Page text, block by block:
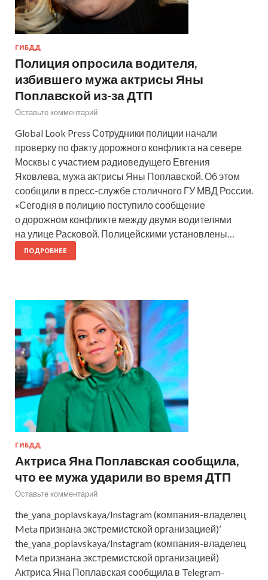
ГИБДД
Полиция опросила водителя,
избившего мужа актрисы Яны
Поплавской из-за ДТП
Оставьте комментарий
Global Look Press Сотрудники полиции начали
проверку по факту дорожного конфликта на севере
Москвы с участием радиоведущего Евгения
Яковлева, мужа актрисы Яны Поплавской. Об этом
сообщили в пресс-службе столичного ГУ МВД России.
«Сегодня в полицию поступило сообщение
о дорожном конфликте между двумя водителями
на улице Расковой. Полицейскими установлены…
ПОДРОБНЕЕ
ГИБДД
Актриса Яна Поплавская сообщила,
что ее мужа ударили во время ДТП
Оставьте комментарий
the_yana_poplavskaya/Instagram (компания-владелец
Meta признана экстремистской организацией)’
the_yana_poplavskaya/Instagram (компания-владелец
Meta признана экстремистской организацией)
Актриса Яна Поплавская сообщила в Telegram-